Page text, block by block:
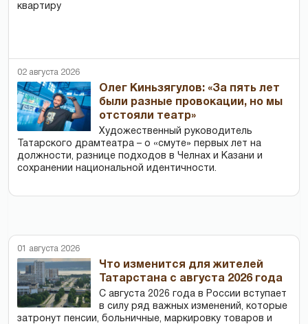
квартиру
02 августа 2026
Олег Киньзягулов: «За пять лет
были разные провокации, но мы
отстояли театр»
Художественный руководитель
Татарского драмтеатра – о «смуте» первых лет на
должности, разнице подходов в Челнах и Казани и
сохранении национальной идентичности.
01 августа 2026
Что изменится для жителей
Татарстана с августа 2026 года
С августа 2026 года в России вступает
в силу ряд важных изменений, которые
затронут пенсии, больничные, маркировку товаров и